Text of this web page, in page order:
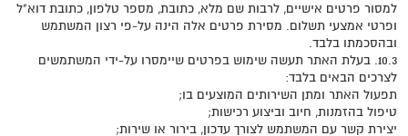
למסור פרטים אישיים, לרבות שם מלא, כתובת, מספר טלפון, כתובת דוא"ל
ופרטי אמצעי תשלום. מסירת פרטים אלה הינה על-פי רצון המשתמש
ובהסכמתו בלבד.
10.3. בעלת האתר תעשה שימוש בפרטים שיימסרו על-ידי המשתמשים
לצרכים הבאים בלבד:
תפעול האתר ומתן השירותים המוצעים בו;
טיפול בהזמנות, חיוב וביצוע רכישות;
יצירת קשר עם המשתמש לצורך עדכון, בירור או שירות;